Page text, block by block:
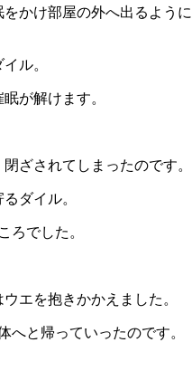
かけ部屋の外へ出るように
ル。
が解けます。
ざされてしまったのです。
ダイル。
ろでした。
エを抱きかかえました。
へと帰っていったのです。